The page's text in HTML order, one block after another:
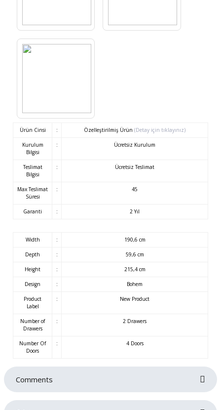
Ürün Cinsi : Özelleştirilmiş Ürün (Detay için tıklayınız)
Kurulum
Bilgisi
: Ücretsiz Kurulum
Teslimat
Bilgisi
: Ücretsiz Teslimat
Max Teslimat
Süresi
: 45
Garanti : 2 Yıl
Width : 190,6 cm
Depth : 59,6 cm
Height : 215,4 cm
Design : Bohem
Product
Label
: New Product
Number of
Drawers
: 2 Drawers
Number Of
Doors
: 4 Doors
Comments